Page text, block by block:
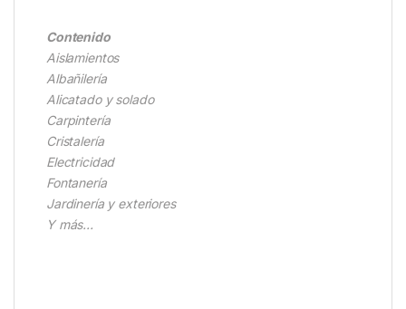
Contenido
Aislamientos
Albañilería
Alicatado y solado
Carpintería
Cristalería
Electricidad
Fontanería
Jardinería y exteriores
Y más…